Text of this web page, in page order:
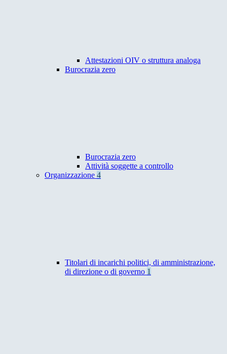
Attestazioni OIV o struttura analoga
Burocrazia zero
Burocrazia zero
Attività soggette a controllo
Organizzazione 4
Titolari di incarichi politici, di amministrazione,
di direzione o di governo 1